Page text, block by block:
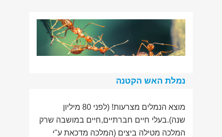
נמלת האש הקטנה
מוצא הנמלים מצרעות! (לפני 80 מיליון
שנה).בעלי חיים חברתיים,חיים במושבה שרק
המלכה מטילה ביצים (המלכה מדכאת ע"י